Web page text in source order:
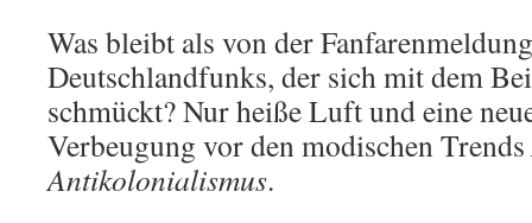
Was bleibt als von der
Deutschlandfunks, der sich mit dem
schmückt? Nur heiße Luft und eine
Verbeugung vor den modischen Trends
Antikolonialismus.